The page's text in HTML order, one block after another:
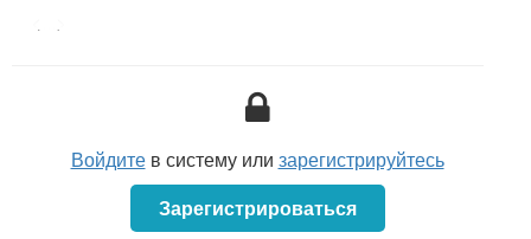
Примерной формы контракта работник обязуется
правовыми актами (документами) требования по
охране труда и безопасному ведению работ,
индивидуальной защиты. В свою очередь
наниматель обязан обеспечивать здоровые и
безопасные условия труда, соблюдать
Войдитев систему или зарегистрируйтесь
Зарегистрироваться